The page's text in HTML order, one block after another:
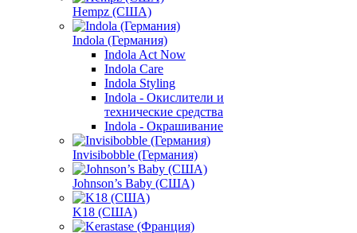
Hempz (США)
Indola (Германия)
Indola Act Now
Indola Care
Indola Styling
Indola - Окислители и
технические средства
Indola - Окрашивание
Invisibobble (Германия)
Johnson’s Baby (США)
K18 (США)